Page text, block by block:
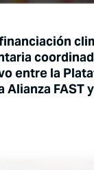
entre la
Alianza FAST